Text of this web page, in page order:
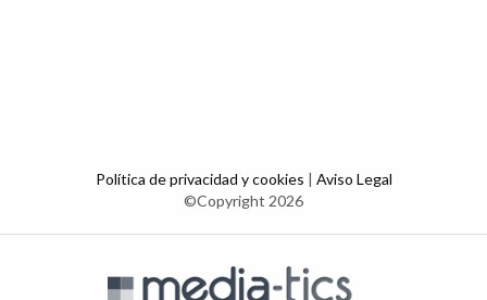
Política de privacidad y cookies | Aviso Legal
©Copyright 2026